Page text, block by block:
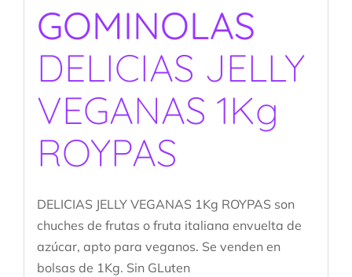
GOMINOLAS
DELICIAS JELLY
VEGANAS 1Kg
ROYPAS
DELICIAS JELLY VEGANAS 1Kg ROYPAS son
chuches de frutas o fruta italiana envuelta de
azúcar, apto para veganos. Se venden en
bolsas de 1Kg. Sin GLuten